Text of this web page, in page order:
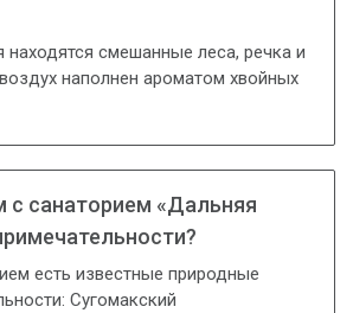
находятся смешанные леса, речка и
наполнен ароматом хвойных
с санаторием «Дальняя
есть известные природные
Сугомакский